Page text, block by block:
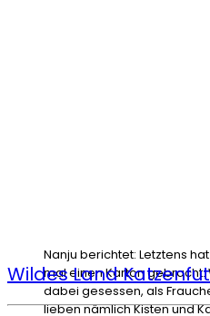
Nanju berichtet: Letztens
mal einen Karton
dabei gesessen, als
lieben nämlich Kisten und
Wildes Land